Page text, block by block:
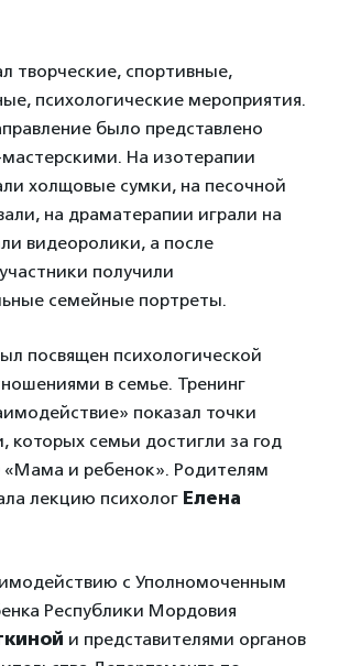
творческие, спортивные,
психологические мероприятия.
было представлено
На изотерапии
холщовые сумки, на песочной
на драматерапии играли на
видеоролики, а после
получили
семейные портреты.
посвящен психологической
в семье. Тренинг
показал точки
которых семьи достигли за год
и ребенок». Родителям
лекцию психолог Елена
с Уполномоченным
Республики Мордовия
и представителями органов